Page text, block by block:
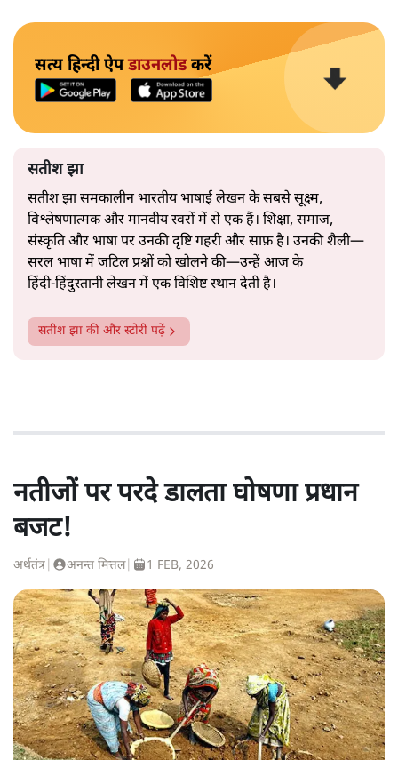
सत्य हिन्दी ऐपडाउनलोडकरें
सतीश झा
सतीश झा समकालीन भारतीय भाषाई लेखन के सबसे सूक्ष्म,
विश्लेषणात्मक और मानवीय स्वरों में से एक हैं। शिक्षा, समाज,
संस्कृति और भाषा पर उनकी दृष्टि गहरी और साफ़ है। उनकी शैली—
सरल भाषा में जटिल प्रश्नों को खोलने की—उन्हें आज के
हिंदी‑हिंदुस्तानी लेखन में एक विशिष्ट स्थान देती है।
सतीश झा की और स्टोरी पढ़ें
नतीजों पर परदे डालता घोषणा प्रधान
बजट!
अर्थतंत्र अनन्त मित्तल| 1 FEB, 2026